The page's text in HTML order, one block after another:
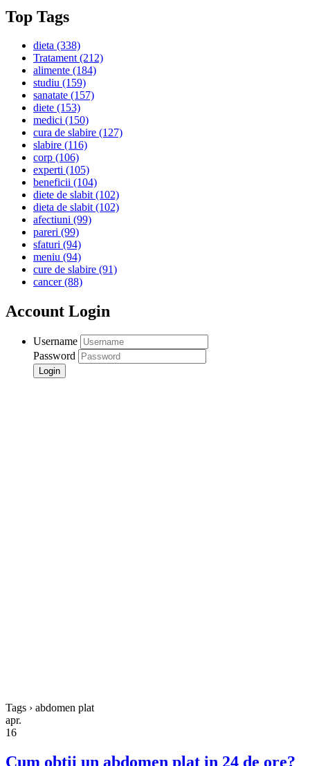
Top Tags
dieta (338)
Tratament(212)
alimente (184)
studiu (159)
sanatate (157)
diete (153)
medici (150)
cura de slabire (127)
slabire (116)
corp (106)
experti (105)
beneficii (104)
diete de slabit(102)
dieta de slabit(102)
afectiuni (99)
pareri (99)
sfaturi (94)
meniu (94)
cure de slabire (91)
cancer(88)
Account Login
Username
Password
Tags › abdomen plat
apr.
16
Cum obtii un abdomen plat in 24 de ore?